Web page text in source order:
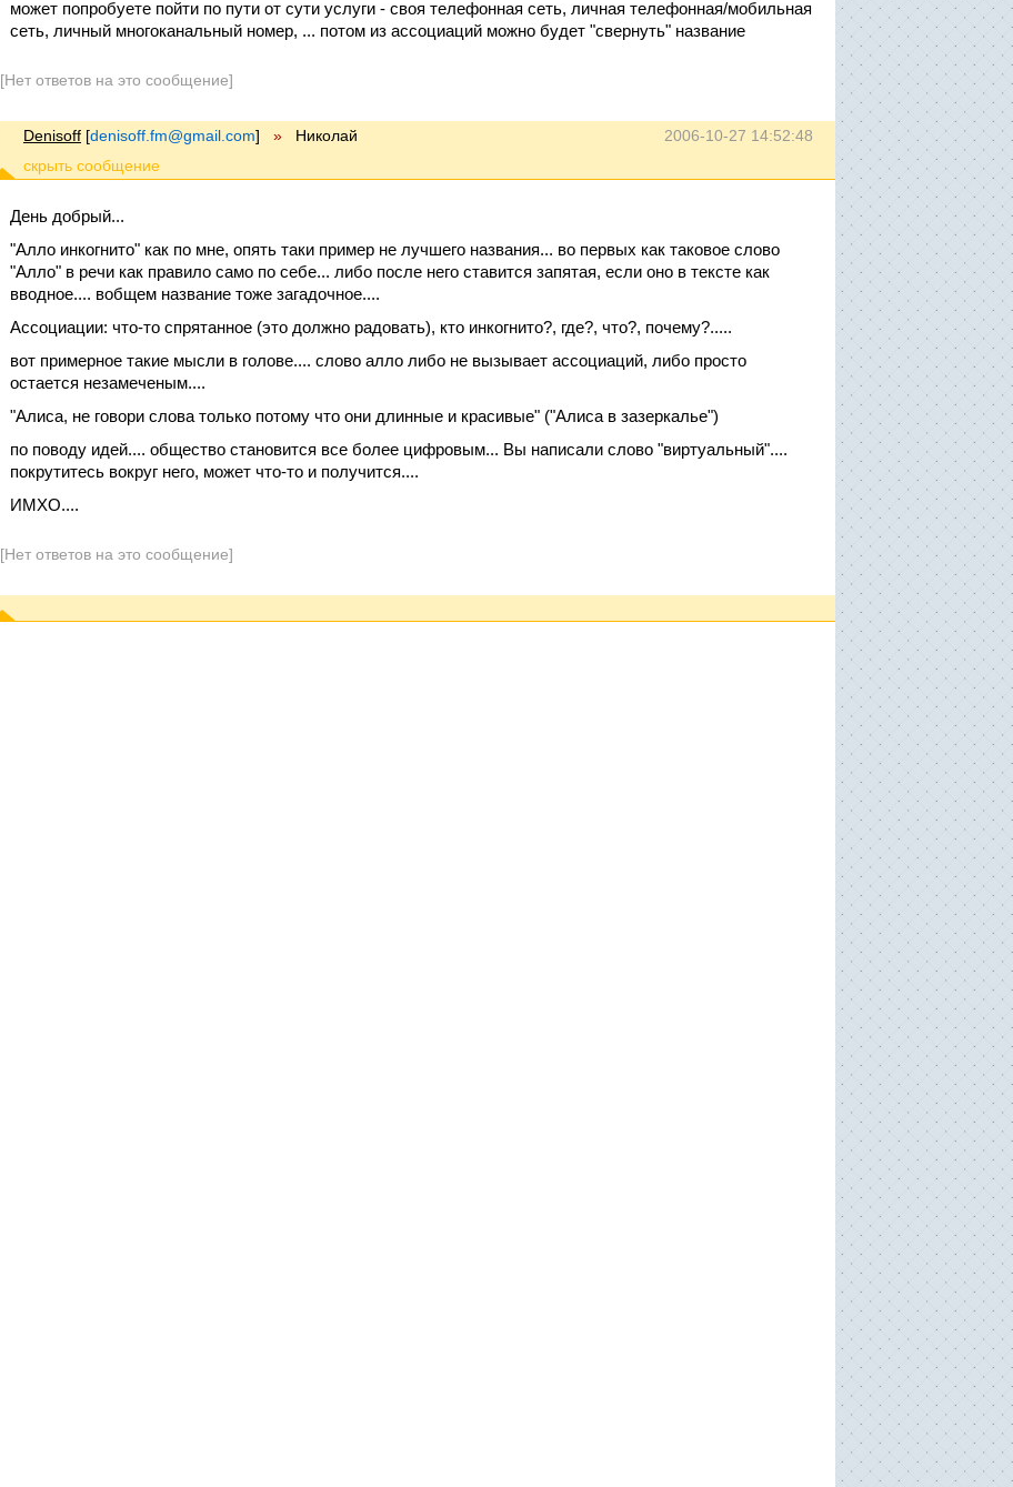
может попробуете пойти по пути от сути услуги - своя телефонная сеть, личная телефонная/мобильная
сеть, личный многоканальный номер, ... потом из ассоциаций можно будет "свернуть" название
[Нет ответов на это сообщение]
2006-10-27 14:52:48
Denisoff [denisoff.fm@gmail.com] » Николай
День добрый...
"Алло инкогнито" как по мне, опять таки пример не лучшего названия... во первых как таковое слово
"Алло" в речи как правило само по себе... либо после него ставится запятая, если оно в тексте как
вводное.... вобщем название тоже загадочное....
Ассоциации: что-то спрятанное (это должно радовать), кто инкогнито?, где?, что?, почему?.....
вот примерное такие мысли в голове.... слово алло либо не вызывает ассоциаций, либо просто
остается незамеченым....
"Алиса, не говори слова только потому что они длинные и красивые" ("Алиса в зазеркалье")
по поводу идей.... общество становится все более цифровым... Вы написали слово "виртуальный"....
покрутитесь вокруг него, может что-то и получится....
ИМХО....
[Нет ответов на это сообщение]